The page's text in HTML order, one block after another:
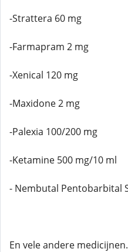
-Strattera 60 mg
-Farmapram 2 mg
-Xenical 120 mg
-Maxidone 2 mg
-Palexia 100/200 mg
-Ketamine 500 mg/10 ml
- Nembutal Pentobarbital
En vele andere medicijnen.